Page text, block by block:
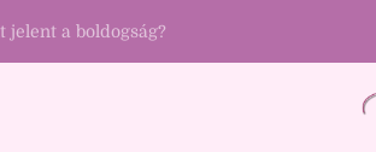
jelent a boldogság?